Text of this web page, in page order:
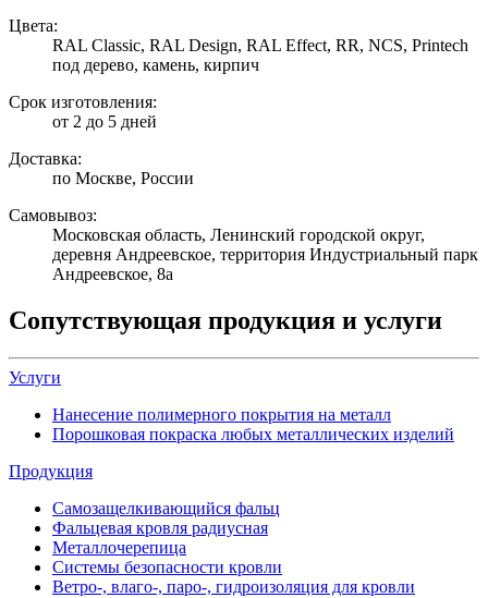
Цвета:
RAL Classic, RAL Design, RAL Effect, RR, NCS, Printech
под дерево, камень, кирпич
Срок изготовления:
от 2 до 5 дней
Доставка:
по Москве, России
Самовывоз:
Московская область, Ленинский городской округ,
деревня Андреевское, территория Индустриальный парк
Андреевское, 8а
Сопутствующая продукция и услуги
Услуги
Нанесение полимерного покрытия на металл
Порошковая покраска любых металлических изделий
Продукция
Самозащелкивающийся фальц
Фальцевая кровля радиусная
Металлочерепица
Системы безопасности кровли
Ветро-, влаго-, паро-, гидроизоляция для кровли